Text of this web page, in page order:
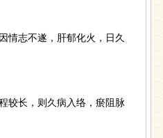
情志不遂，肝郁化火，日久
较长，则久病入络，瘀阻脉